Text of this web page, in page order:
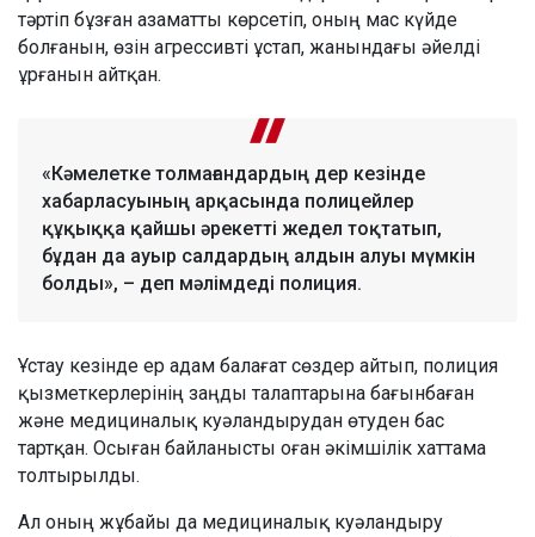
тәртіп бұзған азаматты көрсетіп, оның мас күйде
болғанын, өзін агрессивті ұстап, жанындағы әйелді
ұрғанын айтқан.
«Кәмелетке толмағандардың дер кезінде
хабарласуының арқасында полицейлер
құқыққа қайшы әрекетті жедел тоқтатып,
бұдан да ауыр салдардың алдын алуы мүмкін
болды», – деп мәлімдеді полиция.
Ұстау кезінде ер адам балағат сөздер айтып, полиция
қызметкерлерінің заңды талаптарына бағынбаған
және медициналық куәландырудан өтуден бас
тартқан. Осыған байланысты оған әкімшілік хаттама
толтырылды.
Ал оның жұбайы да медициналық куәландыру